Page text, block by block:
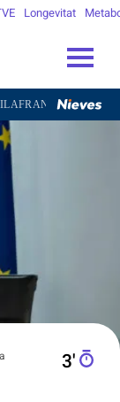
Longevitat
DEL PENEDÈS31,4°
3′